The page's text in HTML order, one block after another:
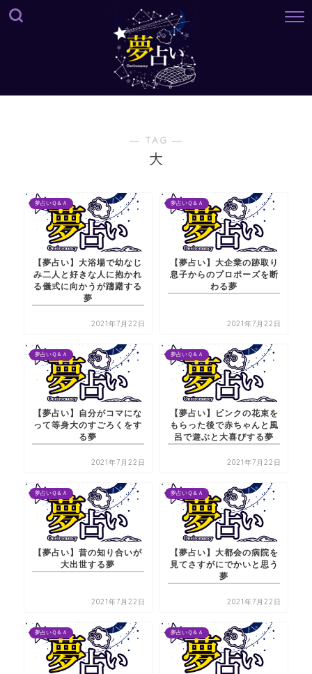
― TAG ―
大
夢占いＱ＆Ａ
【夢占い】大浴場で幼なじ
み二人と好きな人に抱かれ
る儀式に向かうが躊躇する
夢
2021年7月22日
夢占いＱ＆Ａ
【夢占い】大企業の跡取り
息子からのプロポーズを断
わる夢
2021年7月22日
夢占いＱ＆Ａ
【夢占い】自分がコマにな
って等身大のすごろくをす
る夢
2021年7月22日
夢占いＱ＆Ａ
【夢占い】ピンクの花束を
もらった後で赤ちゃんと風
呂で遊ぶと大喜びする夢
2021年7月22日
夢占いＱ＆Ａ
【夢占い】昔の知り合いが
大出世する夢
2021年7月22日
夢占いＱ＆Ａ
【夢占い】大都会の病院を
見てさすがにでかいと思う
夢
2021年7月22日
夢占いＱ＆Ａ 夢占いＱ＆Ａ